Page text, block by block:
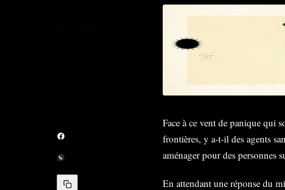
Face à ce vent de panique qui
frontières, y a-t-il des agents
aménager pour des personnes
En attendant une réponse du